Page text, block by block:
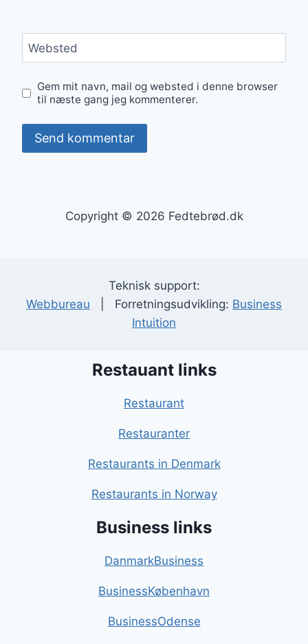
Websted
Gem mit navn, mail og websted i denne browser
til næste gang jeg kommenterer.
Copyright © 2026 Fedtebrød.dk
Teknisk support:
Webbureau | Forretningsudvikling: Business
Intuition
Restauant links
Restaurant
Restauranter
Restaurants in Denmark
Restaurants in Norway
Business links
DanmarkBusiness
BusinessKøbenhavn
BusinessOdense